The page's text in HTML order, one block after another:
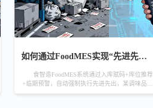
如何通过FoodMES实现“先进先出”自
食智造FoodMES系统通过入库赋码+库位推荐
+临期预警，自动强制执行先进先出，某调味品厂
原料损耗下...